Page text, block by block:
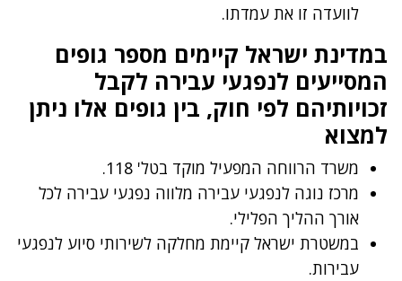
לוועדה זו את עמדתו.
במדינת ישראל קיימים מספר גופים
המסייעים לנפגעי עבירה לקבל
זכויותיהם לפי חוק, בין גופים אלו ניתן
למצוא
משרד הרווחה המפעיל מוקד בטל' 118.
מרכז נוגה לנפגעי עבירה מלווה נפגעי עבירה לכל
אורך ההליך הפלילי.
במשטרת ישראל קיימת מחלקה לשירותי סיוע לנפגעי
עבירות.